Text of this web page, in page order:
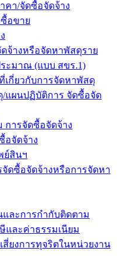
คา/จัดซื้อจัดจ้าง
อขาย
จ้างหรือจัดหาพัสดุราย
ะมาณ (แบบ สขร.1)
เกี่ยวกับการจัดหาพัสดุ
แผนปฏิบัติการ จัดซื้อจัด
การจัดซื้อจัดจ้าง
อจัดจ้าง
ย์สินฯ
ดซื้อจัดจ้างหรือการจัดหา
และการกำกับติดตาม
และค่าธรรมเนียม
สี่ยงการทุจริตในหน่วยงาน